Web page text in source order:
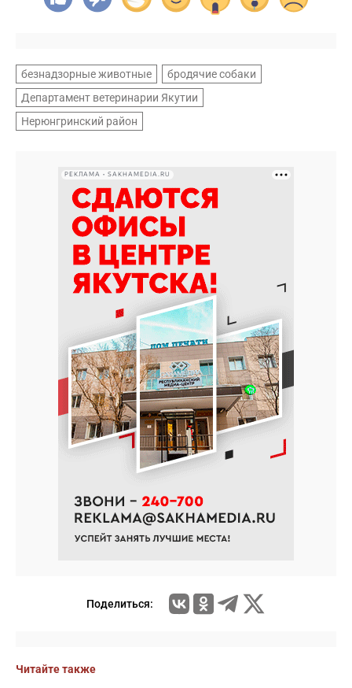
безнадзорные животные
бродячие собаки
Департамент ветеринарии Якутии
Нерюнгринский район
РЕКЛАМА • SAKHAMEDIA.RU
Поделиться:
Читайте также